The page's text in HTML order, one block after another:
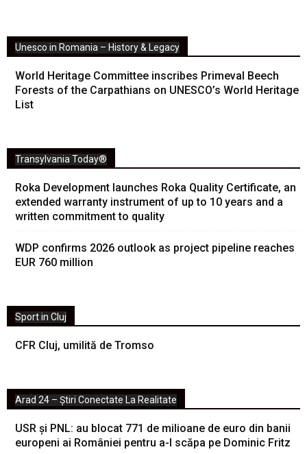
Unesco in Romania – History & Legacy
World Heritage Committee inscribes Primeval Beech
Forests of the Carpathians on UNESCO’s World Heritage
List
Transylvania Today®
Roka Development launches Roka Quality Certificate, an
extended warranty instrument of up to 10 years and a
written commitment to quality
WDP confirms 2026 outlook as project pipeline reaches
EUR 760 million
Sport in Cluj
CFR Cluj, umilită de Tromso
Arad 24 – Știri Conectate La Realitate
USR și PNL: au blocat 771 de milioane de euro din banii
europeni ai României pentru a-l scăpa pe Dominic Fritz